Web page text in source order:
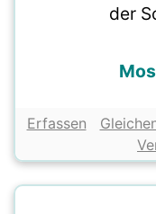
der
Erfassen